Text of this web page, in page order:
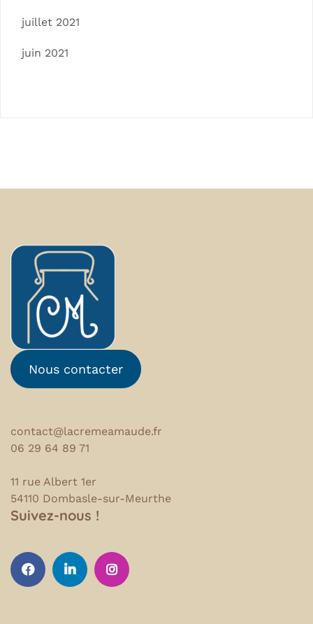
juillet 2021
juin 2021
Nous contacter
contact@lacremeamaude.fr
06 29 64 89 71
11 rue Albert 1er
54110 Dombasle-sur-Meurthe
Suivez-nous !